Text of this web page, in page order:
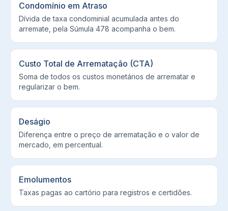
Condomínio em Atraso
Dívida de taxa condominial acumulada antes do
arremate, pela Súmula 478 acompanha o bem.
Custo Total de Arrematação (CTA)
Soma de todos os custos monetários de arrematar e
regularizar o bem.
Deságio
Diferença entre o preço de arrematação e o valor de
mercado, em percentual.
Emolumentos
Taxas pagas ao cartório para registros e certidões.